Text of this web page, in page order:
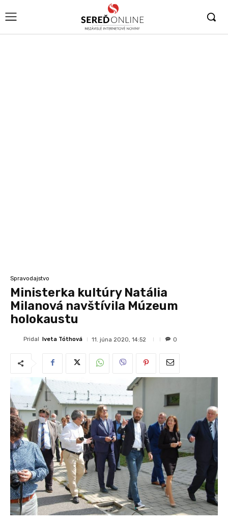
Spravodajstvo
Ministerka kultúry Natália
Milanová navštívila Múzeum
holokaustu
Pridal Iveta Tóthová 11. júna 2020, 14:52 0